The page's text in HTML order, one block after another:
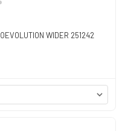
WIDER 251242